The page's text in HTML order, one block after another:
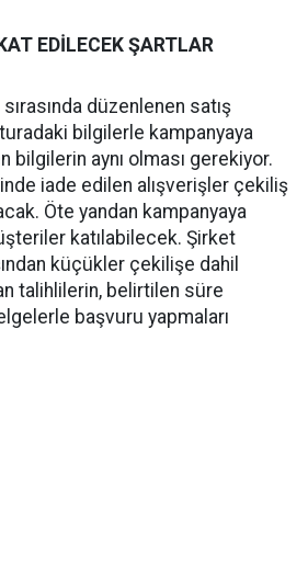
EDİLECEK ŞARTLAR
sırasında düzenlenen satış
bilgilerle kampanyaya
bilgilerin aynı olması gerekiyor.
iade edilen alışverişler çekiliş
Öte yandan kampanyaya
katılabilecek. Şirket
küçükler çekilişe dahil
talihlilerin, belirtilen süre
başvuru yapmaları